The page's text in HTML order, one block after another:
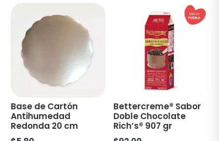
Base de Cartón
Antihumedad
Redonda 20 cm
Bettercreme® Sabor
Doble Chocolate
Rich’s® 907 gr